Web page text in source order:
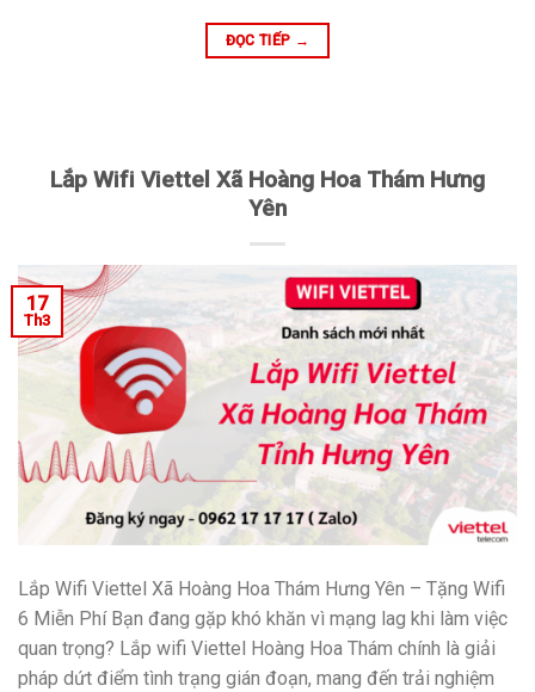
ĐỌC TIẾP →
Lắp Wifi Viettel Xã Hoàng Hoa Thám Hưng
Yên
17
Th3
Lắp Wifi Viettel Xã Hoàng Hoa Thám Hưng Yên – Tặng Wifi
6 Miễn Phí Bạn đang gặp khó khăn vì mạng lag khi làm việc
quan trọng? Lắp wifi Viettel Hoàng Hoa Thám chính là giải
pháp dứt điểm tình trạng gián đoạn, mang đến trải nghiệm